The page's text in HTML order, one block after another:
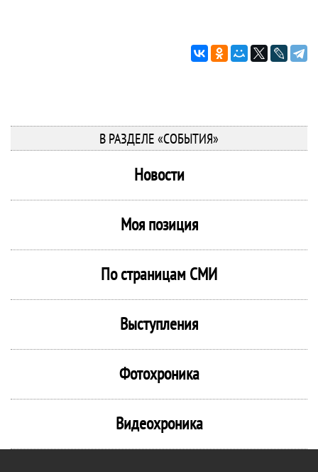
В РАЗДЕЛЕ «СОБЫТИЯ»
Новости
Моя позиция
По страницам СМИ
Выступления
Фотохроника
Видеохроника